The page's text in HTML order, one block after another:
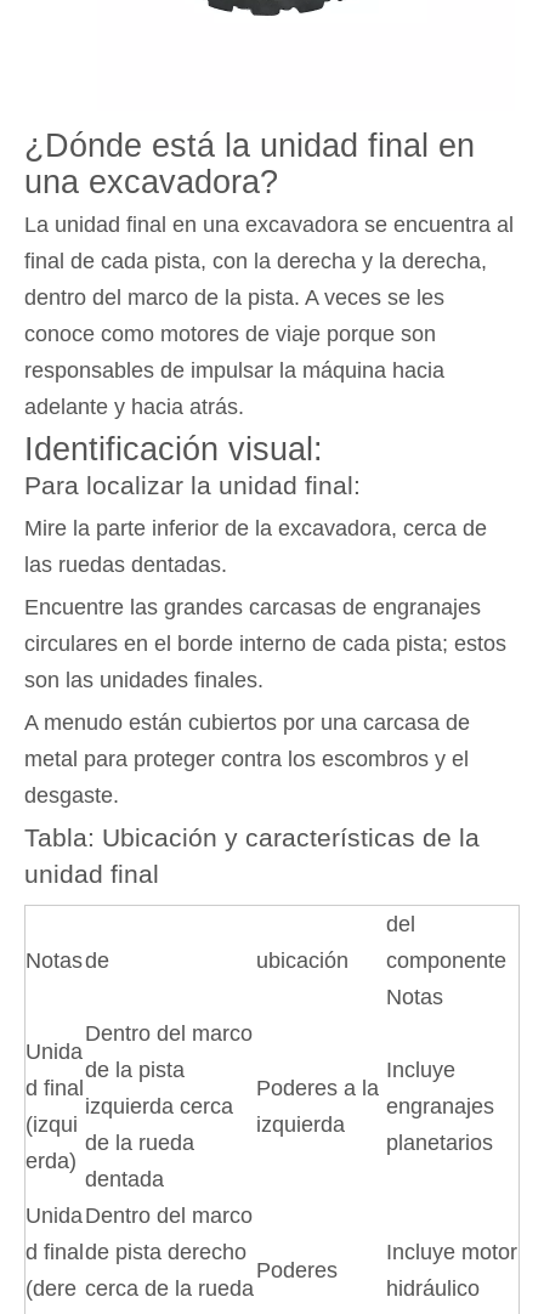
¿Dónde está la unidad final en
una excavadora?
La unidad final en una excavadora se encuentra al
final de cada pista, con la derecha y la derecha,
dentro del marco de la pista. A veces se les
conoce como motores de viaje porque son
responsables de impulsar la máquina hacia
adelante y hacia atrás.
Identificación visual:
Para localizar la unidad final:
Mire la parte inferior de la excavadora, cerca de
las ruedas dentadas.
Encuentre las grandes carcasas de engranajes
circulares en el borde interno de cada pista; estos
son las unidades finales.
A menudo están cubiertos por una carcasa de
metal para proteger contra los escombros y el
desgaste.
Tabla: Ubicación y características de la
unidad final
Notasde ubicación
del
componente
Notas
Unida
d final
(izqui
erda)
Dentro del marco
de la pista
izquierda cerca
de la rueda
dentada
Poderes a la
izquierda
Incluye
engranajes
planetarios
Unida
d final
(dere
Dentro del marco
de pista derecho
cerca de la rueda
Poderes
Incluye motor
hidráulico